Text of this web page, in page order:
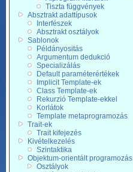
Tiszta függvények
Absztrakt adattípusok
Interfészek
Absztrakt osztályok
Sablonok
Példányositás
Argumentum dedukció
Specializálás
Default paraméterértékek
Implicit Template-ek
Class Template-ek
Rekurzió Template-ekkel
Korlátok
Template metaprogramozás
Trait-ek
Trait kifejezés
Kivételkezelés
Szintaktika
Objektum-orientált programozás
Osztályok